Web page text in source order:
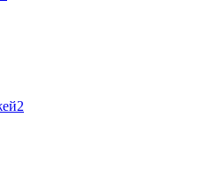
2